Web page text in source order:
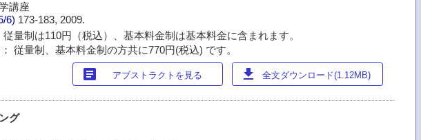
講座
6) 173-183, 2009.
量制は110円（税込）、基本料金制は基本料金に含まれます。
従量制、基本料金制の方共に770円(税込) です。
article アブストラクトを見る download 全文ダウンロード(1.12MB)
グ